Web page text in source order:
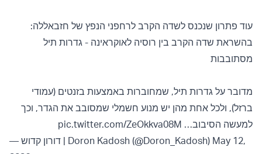
עוד פתרון שנכנס לשדה הקרב לרחפני הנפץ של חזבאללה:
בהשראת שדה הקרב בין רוסיה לאוקראינה - גדרות תיל
מסתובבות
מדובר על גדרות תיל, שמחוברות באמצעות בזנטים (עמודי
ברזל), ולכל אחת מהן יש מנוע חשמלי שמסובב את הגדר, וכך
למעשה הסיבוב… pic.twitter.com/ZeOkkva08M
— דורון קדוש | Doron Kadosh (@Doron_Kadosh) May 12,